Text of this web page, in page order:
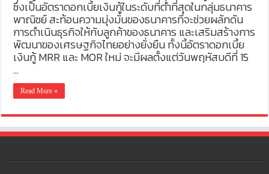
ซึ่งเป็นอัตราดอกเบี้ยเงินกู้ในระดับที่ต่ำที่สุดในกลุ่มธนาคาร
พาณิชย์ สะท้อนความมุ่งมั่นของธนาคารที่จะช่วยผลักดัน
การดำเนินธุรกิจให้กับลูกค้าของธนาคาร และเสริมสร้างการ
พัฒนาของเศรษฐกิจไทยอย่างยั่งยืน ทั้งนี้อัตราดอกเบี้ย
เงินกู้ MRR และ MOR ใหม่ จะมีผลตั้งแต่วันพฤหัสบดีที่ 15
…
Read More »